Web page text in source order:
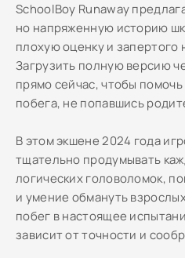
SchoolBoy Runaway
но напряженную историю
плохую оценку и запертого
Загрузить полную версию
прямо сейчас, чтобы
побега, не попавшись
В этом экшене 2024 года
тщательно продумывать
логических головоломок,
и умение обмануть
побег в настоящее
зависит от точности и